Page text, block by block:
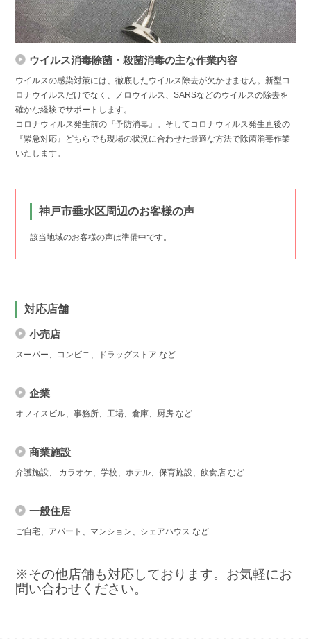
ウイルス消毒除菌・殺菌消毒の主な作業内容
ウイルスの感染対策には、徹底したウイルス除去が欠かせません。新型コ
ロナウイルスだけでなく、ノロウイルス、SARSなどのウイルスの除去を
確かな経験でサポートします。
コロナウィルス発生前の『予防消毒』。そしてコロナウィルス発生直後の
『緊急対応』どちらでも現場の状況に合わせた最適な方法で除菌消毒作業
いたします。
神戸市垂水区周辺のお客様の声
該当地域のお客様の声は準備中です。
対応店舗
小売店
スーパー、コンビニ、ドラッグストア など
企業
オフィスビル、事務所、工場、倉庫、厨房 など
商業施設
介護施設、 カラオケ、学校、ホテル、保育施設、飲食店 など
一般住居
ご自宅、アパート、マンション、シェアハウス など
※その他店舗も対応しております。お気軽にお
問い合わせください。